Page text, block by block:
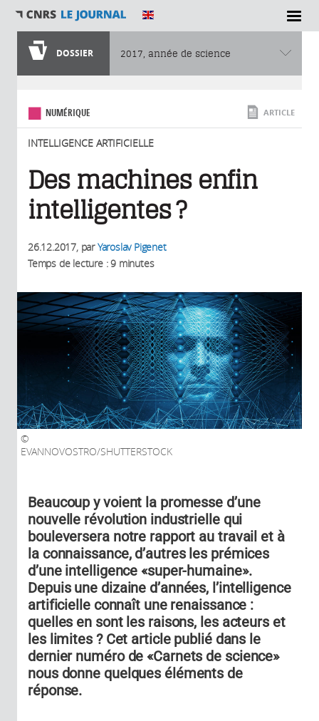
SECTIONS
DOSSIER 2017, année de science
NUMÉRIQUE
INTELLIGENCE ARTIFICIELLE
ARTICLE
Des machines enfin
intelligentes ?
26.12.2017, parYaroslav Pigenet
Temps de lecture : 9 minutes
EVANNOVOSTRO/SHUTTERSTOCK
Beaucoup y voient la promesse d’une
nouvelle révolution industrielle qui
bouleversera notre rapport au travail et à
la connaissance, d’autres les prémices
d’une intelligence «super-humaine».
Depuis une dizaine d’années, l’intelligence
artificielle connaît une renaissance :
quelles en sont les raisons, les acteurs et
les limites ? Cet article publié dans le
dernier numéro de «Carnets de science»
nous donne quelques éléments de
réponse.